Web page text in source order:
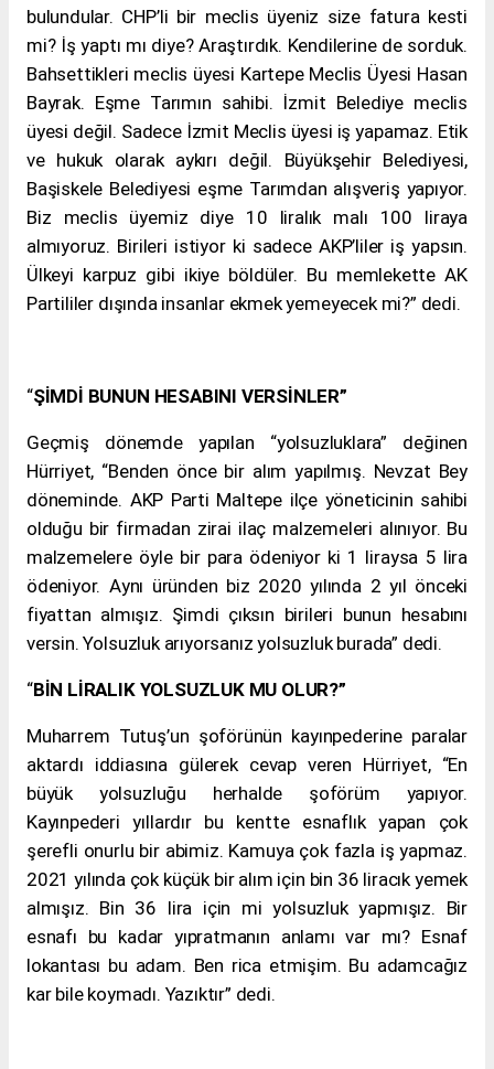
bulundular. CHP’li bir meclis üyeniz size fatura kesti
mi? İş yaptı mı diye? Araştırdık. Kendilerine de sorduk.
Bahsettikleri meclis üyesi KartepeMeclis Üyesi Hasan
Bayrak. Eşme Tarımın sahibi. İzmit Belediye meclis
üyesi değil. Sadece İzmit Meclis üyesi iş yapamaz. Etik
ve hukuk olarak aykırı değil. Büyükşehir Belediyesi,
Başiskele Belediyesi eşme Tarımdan alışveriş yapıyor.
Biz meclis üyemiz diye 10 liralık malı 100 liraya
almıyoruz. Birileri istiyor ki sadece AKP’liler iş yapsın.
Ülkeyi karpuz gibi ikiye böldüler. Bu memlekette AK
Partililer dışında insanlar ekmek yemeyecek mi?” dedi.
“ŞİMDİ BUNUN HESABINI VERSİNLER”
Geçmiş dönemde yapılan “yolsuzluklara” değinen
Hürriyet, “Benden önce bir alım yapılmış. Nevzat Bey
döneminde. AKP Parti Maltepe ilçe yöneticinin sahibi
olduğu bir firmadan zirai ilaç malzemeleri alınıyor. Bu
malzemelere öyle bir para ödeniyor ki 1 liraysa 5 lira
ödeniyor. Aynı üründen biz 2020 yılında 2 yıl önceki
fiyattan almışız. Şimdi çıksın birileri bunun hesabını
versin. Yolsuzluk arıyorsanız yolsuzluk burada” dedi.
“BİN LİRALIK YOLSUZLUK MU OLUR?”
Muharrem Tutuş’un şoförünün kayınpederine paralar
aktardı iddiasına gülerek cevap veren Hürriyet, “En
büyük yolsuzluğu herhalde şoförüm yapıyor.
Kayınpederi yıllardır bu kentte esnaflık yapan çok
şerefli onurlu bir abimiz. Kamuya çok fazla iş yapmaz.
2021 yılında çok küçük bir alım için bin 36 liracık yemek
almışız. Bin 36 lira için mi yolsuzluk yapmışız. Bir
esnafı bu kadar yıpratmanın anlamı var mı? Esnaf
lokantası bu adam. Ben rica etmişim. Bu adamcağız
kar bile koymadı. Yazıktır” dedi.